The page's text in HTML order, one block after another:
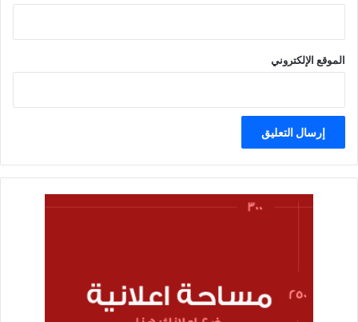
الموقع الإلكتروني